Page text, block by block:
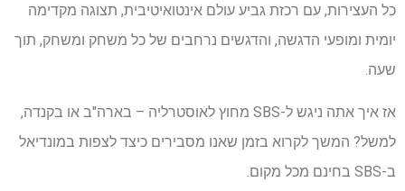
כל העצירות, עם רכזת גביע עולם אינטואיטיבית, תצוגה מקדימה
יומית ומופעי הדגשה, והדגשים נרחבים של כל משחק ומשחק, תוך
שעה.
אז איך אתה ניגש ל-SBS מחוץ לאוסטרליה – בארה"ב או בקנדה,
למשל? המשך לקרוא בזמן שאנו מסבירים כיצד לצפות במונדיאל
ב-SBS בחינם מכל מקום.